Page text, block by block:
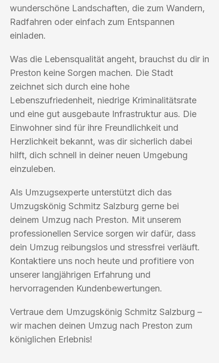
wunderschöne Landschaften, die zum Wandern,
Radfahren oder einfach zum Entspannen
einladen.
Was die Lebensqualität angeht, brauchst du dir in
Preston keine Sorgen machen. Die Stadt
zeichnet sich durch eine hohe
Lebenszufriedenheit, niedrige Kriminalitätsrate
und eine gut ausgebaute Infrastruktur aus. Die
Einwohner sind für ihre Freundlichkeit und
Herzlichkeit bekannt, was dir sicherlich dabei
hilft, dich schnell in deiner neuen Umgebung
einzuleben.
Als Umzugsexperte unterstützt dich das
Umzugskönig Schmitz Salzburg gerne bei
deinem Umzug nach Preston. Mit unserem
professionellen Service sorgen wir dafür, dass
dein Umzug reibungslos und stressfrei verläuft.
Kontaktiere uns noch heute und profitiere von
unserer langjährigen Erfahrung und
hervorragenden Kundenbewertungen.
Vertraue dem Umzugskönig Schmitz Salzburg –
wir machen deinen Umzug nach Preston zum
königlichen Erlebnis!